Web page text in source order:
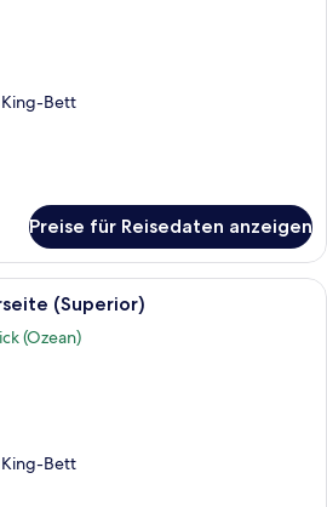
King-Bett
Preise für Reisedaten anzeigen
Ein Hotelzimmer mit einem großen
(Superior)
(Ozean)
King-Bett